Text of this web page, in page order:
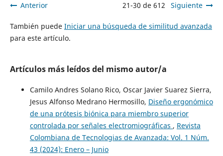
Anterior 21-30 de 612 Siguiente
También puede Iniciar una búsqueda de similitud avanzada
para este artículo.
Artículos más leídos del mismo autor/a
Camilo Andres Solano Rico, Oscar Javier Suarez Sierra,
Jesus Alfonso Medrano Hermosillo, Diseño ergonómico
de una prótesis biónica para miembro superior
controlada por señales electromiográficas , Revista
Colombiana de Tecnologias de Avanzada: Vol. 1 Núm.
43 (2024): Enero – Junio